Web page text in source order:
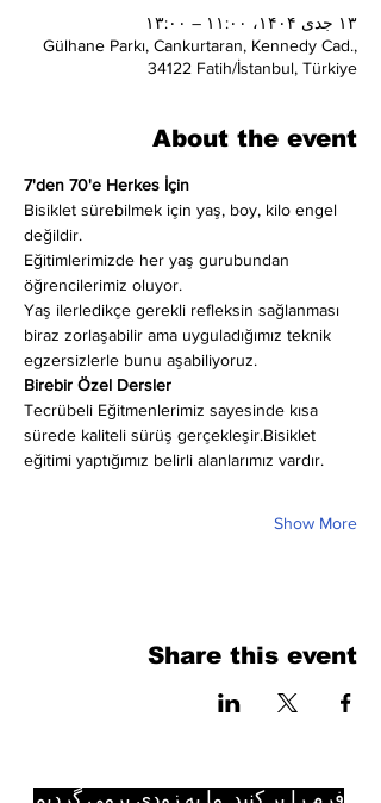
۱۳ جدی ۱۴۰۴، ۱۱:۰۰ – ۱۳:۰۰
Gülhane Parkı, Cankurtaran, Kennedy Cad.,
34122 Fatih/İstanbul, Türkiye
About the event
7'den 70'e Herkes İçin
Bisiklet sürebilmek için yaş, boy, kilo engel
değildir.
Eğitimlerimizde her yaş gurubundan
öğrencilerimiz oluyor.
Yaş ilerledikçe gerekli refleksin sağlanması
biraz zorlaşabilir ama uyguladığımız teknik
egzersizlerle bunu aşabiliyoruz.
Birebir Özel Dersler
Tecrübeli Eğitmenlerimiz sayesinde kısa
sürede kaliteli sürüş gerçekleşir.Bisiklet
eğitimi yaptığımız belirli alanlarımız vardır.
Show More
Share this event